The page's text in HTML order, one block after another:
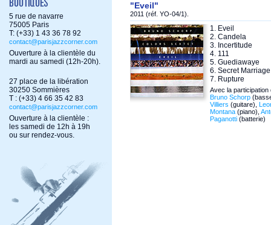
5 rue de navarre
75005 Paris
T: (+33) 1 43 36 78 92
contact@parisjazzcorner.com
Ouverture à la clientèle du
mardi au samedi (12h-20h).
27 place de la libération
30250 Sommières
T : (+33) 4 66 35 42 83
contact@parisjazzcorner.com
Ouverture à la clientèle :
les samedi de 12h à 19h
ou sur rendez-vous.
"Eveil"
2011 (réf. YO-04/1).
1. Eveil
2. Candela
3. Incertitude
4. 111
5. Guediawaye
6. Secret Marriage
7. Rupture
Avec la participation
Bruno Schorp
Villiers (guitare),
Montana (piano),
Paganotti (batterie)